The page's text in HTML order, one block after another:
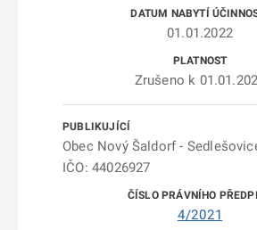
01.01.2022
Zrušeno k
Obec Nový Šaldorf -
IČO: 44026927
4/2021